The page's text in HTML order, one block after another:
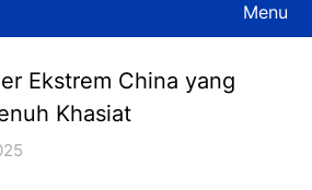
Menu
Ekstrem China yang
Khasiat